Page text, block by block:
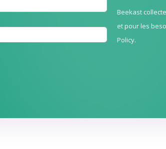
k
o
x
Beekast
et pour les
Policy.​​